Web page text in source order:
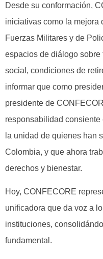
Desde su conformación,
iniciativas como la mejora
Fuerzas Militares y de
espacios de diálogo sobre
social, condiciones de
informar que como
presidente de
responsabilidad
la unidad de quienes han
Colombia, y que ahora
derechos y bienestar.
Hoy, CONFECORE
unificadora que da voz a
instituciones,
fundamental.